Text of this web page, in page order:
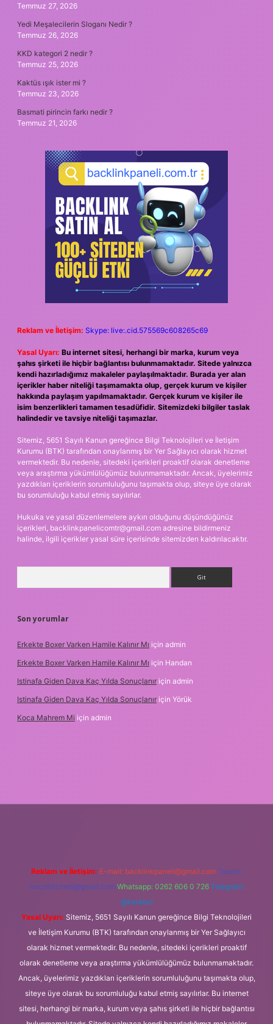
Temmuz 27, 2026
Yedi Meşalecilerin Sloganı Nedir ?
Temmuz 26, 2026
KKD kategori 2 nedir ?
Temmuz 25, 2026
Kaktüs ışık ister mi ?
Temmuz 23, 2026
Basmati pirincin farkı nedir ?
Temmuz 21, 2026
Reklam ve İletişim: Skype: live:.cid.575569c608265c69
Yasal Uyarı: Bu internet sitesi, herhangi bir marka, kurum veya
şahıs şirketi ile hiçbir bağlantısı bulunmamaktadır. Sitede yalnızca
kendi hazırladığımız makaleler paylaşılmaktadır. Burada yer alan
içerikler haber niteliği taşımamakta olup, gerçek kurum ve kişiler
hakkında paylaşım yapılmamaktadır. Gerçek kurum ve kişiler ile
isim benzerlikleri tamamen tesadüfidir. Sitemizdeki bilgiler taslak
halindedir ve tavsiye niteliği taşımazlar.
Sitemiz, 5651 Sayılı Kanun gereğince Bilgi Teknolojileri ve İletişim
Kurumu (BTK) tarafından onaylanmış bir Yer Sağlayıcı olarak hizmet
vermektedir. Bu nedenle, sitedeki içerikleri proaktif olarak denetleme
veya araştırma yükümlülüğümüz bulunmamaktadır. Ancak, üyelerimiz
yazdıkları içeriklerin sorumluluğunu taşımakta olup, siteye üye olarak
bu sorumluluğu kabul etmiş sayılırlar.
Hukuka ve yasal düzenlemelere aykırı olduğunu düşündüğünüz
içerikleri, backlinkpanelicomtr@gmail.com adresine bildirmeniz
halinde, ilgili içerikler yasal süre içerisinde sitemizden kaldırılacaktır.
Son yorumlar
Erkekte Boxer Varken Hamile Kalınır Mı için admin
Erkekte Boxer Varken Hamile Kalınır Mı için Handan
Istinafa Giden Dava Kaç Yılda Sonuçlanır için admin
Istinafa Giden Dava Kaç Yılda Sonuçlanır için Yörük
Koca Mahrem Mi için admin
Reklam ve İletişim: E-mail: backlinkpaneli@gmail.com Teams:
forumhizmeti@gmail.com Whatsapp: 0262 606 0 726 Telegram:
@karabul
Yasal Uyarı: Sitemiz, 5651 Sayılı Kanun gereğince Bilgi Teknolojileri
ve İletişim Kurumu (BTK) tarafından onaylanmış bir Yer Sağlayıcı
olarak hizmet vermektedir. Bu nedenle, sitedeki içerikleri proaktif
olarak denetleme veya araştırma yükümlülüğümüz bulunmamaktadır.
Ancak, üyelerimiz yazdıkları içeriklerin sorumluluğunu taşımakta olup,
siteye üye olarak bu sorumluluğu kabul etmiş sayılırlar. Bu internet
sitesi, herhangi bir marka, kurum veya şahıs şirketi ile hiçbir bağlantısı